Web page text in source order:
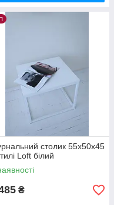
столик 55х50х45
Loft білий
₴